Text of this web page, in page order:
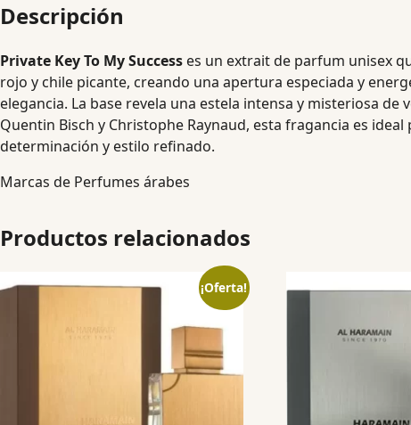
Descripción
Private Key To My Success es un extrait de parfum unisex
rojo y chile picante, creando una apertura especiada y
elegancia. La base revela una estela intensa y misteriosa
Quentin Bisch y Christophe Raynaud, esta fragancia es
determinación y estilo refinado.
Marcas de Perfumes árabes
Productos relacionados
¡Oferta!